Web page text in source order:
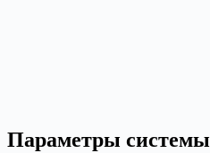
Параметры системы